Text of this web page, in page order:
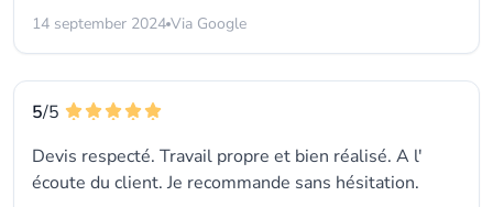
14 september 2024 Via Google
5/5
Devis respecté. Travail propre et bien réalisé. A l'
écoute du client. Je recommande sans hésitation.